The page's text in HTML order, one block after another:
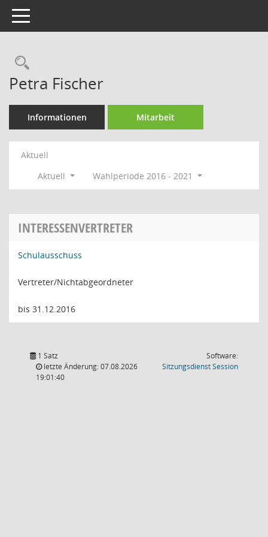
Toggle navigation
Rechercheauswahl
Petra Fischer
Informationen Mitarbeit
Aktuell
Aktuell
Wahlperiode 2016 - 2021
INTERESSENVERTRETER
Schulausschuss
Vertreter/Nichtabgeordneter
bis 31.12.2016
1 Satz
letzte Änderung: 07.08.2026
19:01:40
Software:
SitzungsdienstSession(Wird in